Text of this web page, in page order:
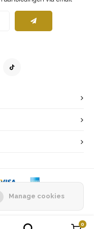
0
byLightspeed- Theme by
0
Manage cookies